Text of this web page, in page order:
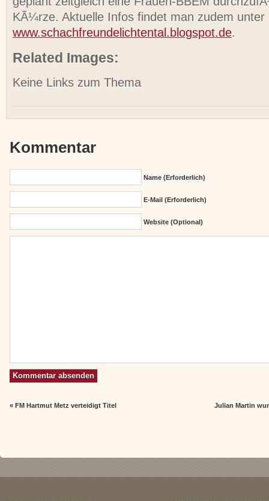
KÃ¼rze. Aktuelle Infos findet man zudem unter
www.schachfreundelichtental.blogspot.de.
Related Images:
Keine Links zum Thema
Kommentar
Name (erforderlich)
E-Mail (erforderlich)
Website (Optional)
«FM Hartmut Metz verteidigt Titel Julian Martin